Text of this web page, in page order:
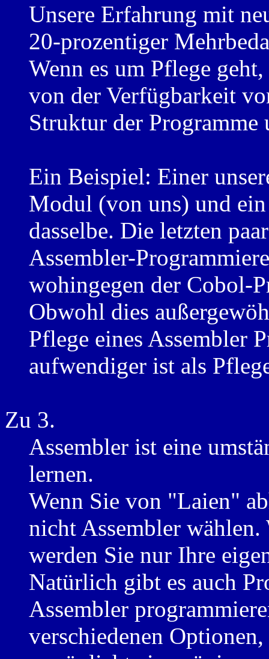
Unsere Erfahrung mit
20-prozentiger
Wenn es um Pflege
von der Verfügbarkeit
Struktur der
Ein Beispiel: Einer
Modul (von uns) und
dasselbe. Die letzten
Assembler-
wohingegen der Cobol-
Obwohl dies
Pflege eines Assembler
aufwendiger ist als
Zu 3.
Assembler ist eine
lernen.
Wenn Sie von "Laien"
nicht Assembler wählen.
werden Sie nur Ihre
Natürlich gibt es auch
Assembler
verschiedenen